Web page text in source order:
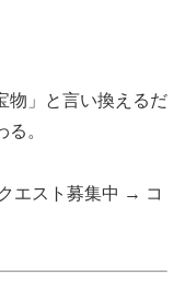
物」と言い換えるだ
。
エスト募集中 → コ